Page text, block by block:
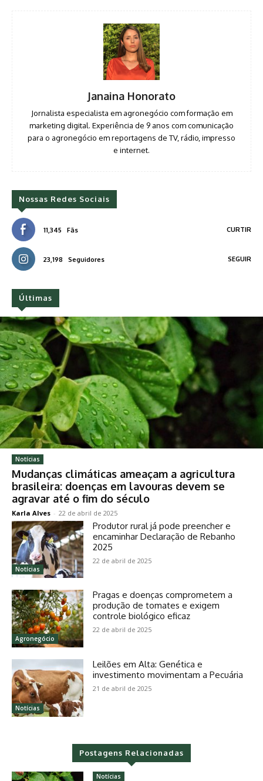
Janaina Honorato
Jornalista especialista em agronegócio com formação em
marketing digital. Experiência de 9 anos com comunicação
para o agronegócio em reportagens de TV, rádio, impresso
e internet.
Nossas Redes Sociais
11,345 Fãs CURTIR
23,198 Seguidores SEGUIR
Últimas
Notícias
Mudanças climáticas ameaçam a agricultura
brasileira: doenças em lavouras devem se
agravar até o fim do século
Karla Alves - 22 de abril de 2025
Notícias
Produtor rural já pode preencher e
encaminhar Declaração de Rebanho
2025
22 de abril de 2025
Agronegócio
Pragas e doenças comprometem a
produção de tomates e exigem
controle biológico eficaz
22 de abril de 2025
Notícias
Leilões em Alta: Genética e
investimento movimentam a Pecuária
21 de abril de 2025
Postagens Relacionadas
Notícias